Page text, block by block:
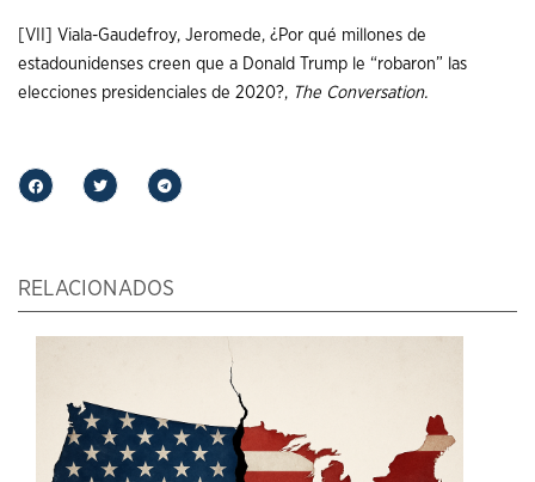
[VII] Viala-Gaudefroy, Jeromede, ¿Por qué millones de
estadounidenses creen que a Donald Trump le “robaron” las
elecciones presidenciales de 2020?, The Conversation.
RELACIONADOS